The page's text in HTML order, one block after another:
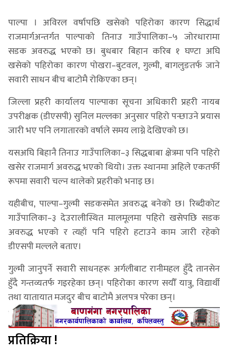
पाल्पा । अविरल वर्षापछि खसेको पहिरोका कारण सिद्धार्थ
राजमार्गअन्तर्गत पाल्पाको तिनाउ गाउँपालिका–५ जोरधारामा
सडक अवरुद्ध भएको छ। बुधबार बिहान करिब १ घण्टा अघि
खसेको पहिरोका कारण पोखरा–बुटवल, गुल्मी, बागलुङतर्फ जाने
सवारी साधन बीच बाटोमै रोकिएका छन्।
जिल्ला प्रहरी कार्यालय पाल्पाका सूचना अधिकारी प्रहरी नायब
उपरीक्षक (डीएसपी) सुनिल मल्लका अनुसार पहिरो पन्छाउने प्रयास
जारी भए पनि लगातारको वर्षाले समय लाग्ने देखिएको छ।
यसअघि बिहानै तिनाउ गाउँपालिका–३ सिद्धबाबा क्षेत्रमा पनि पहिरो
खसेर राजमार्ग अवरुद्ध भएको थियो। उक्त स्थानमा अहिले एकतर्फी
रूपमा सवारी चल्न थालेको प्रहरीको भनाइ छ।
यहीबीच, पाल्पा–गुल्मी सडकसमेत अवरुद्ध बनेको छ। रिब्दीकोट
गाउँपालिका–३ देउरालीस्थित मालमूलमा पहिरो खसेपछि सडक
अवरुद्ध भएको र त्यहाँ पनि पहिरो हटाउने काम जारी रहेको
डीएसपी मल्लले बताए।
गुल्मी जानुपर्ने सवारी साधनहरू अर्गलीबाट रानीमहल हुँदै तानसेन
हुँदै गन्तव्यतर्फ गइरहेका छन्। पहिरोका कारण सयौँ यात्रु, विद्यार्थी
तथा यातायात मजदुर बीच बाटोमै अलपत्र परेका छन्।
प्रतिक्रिया !